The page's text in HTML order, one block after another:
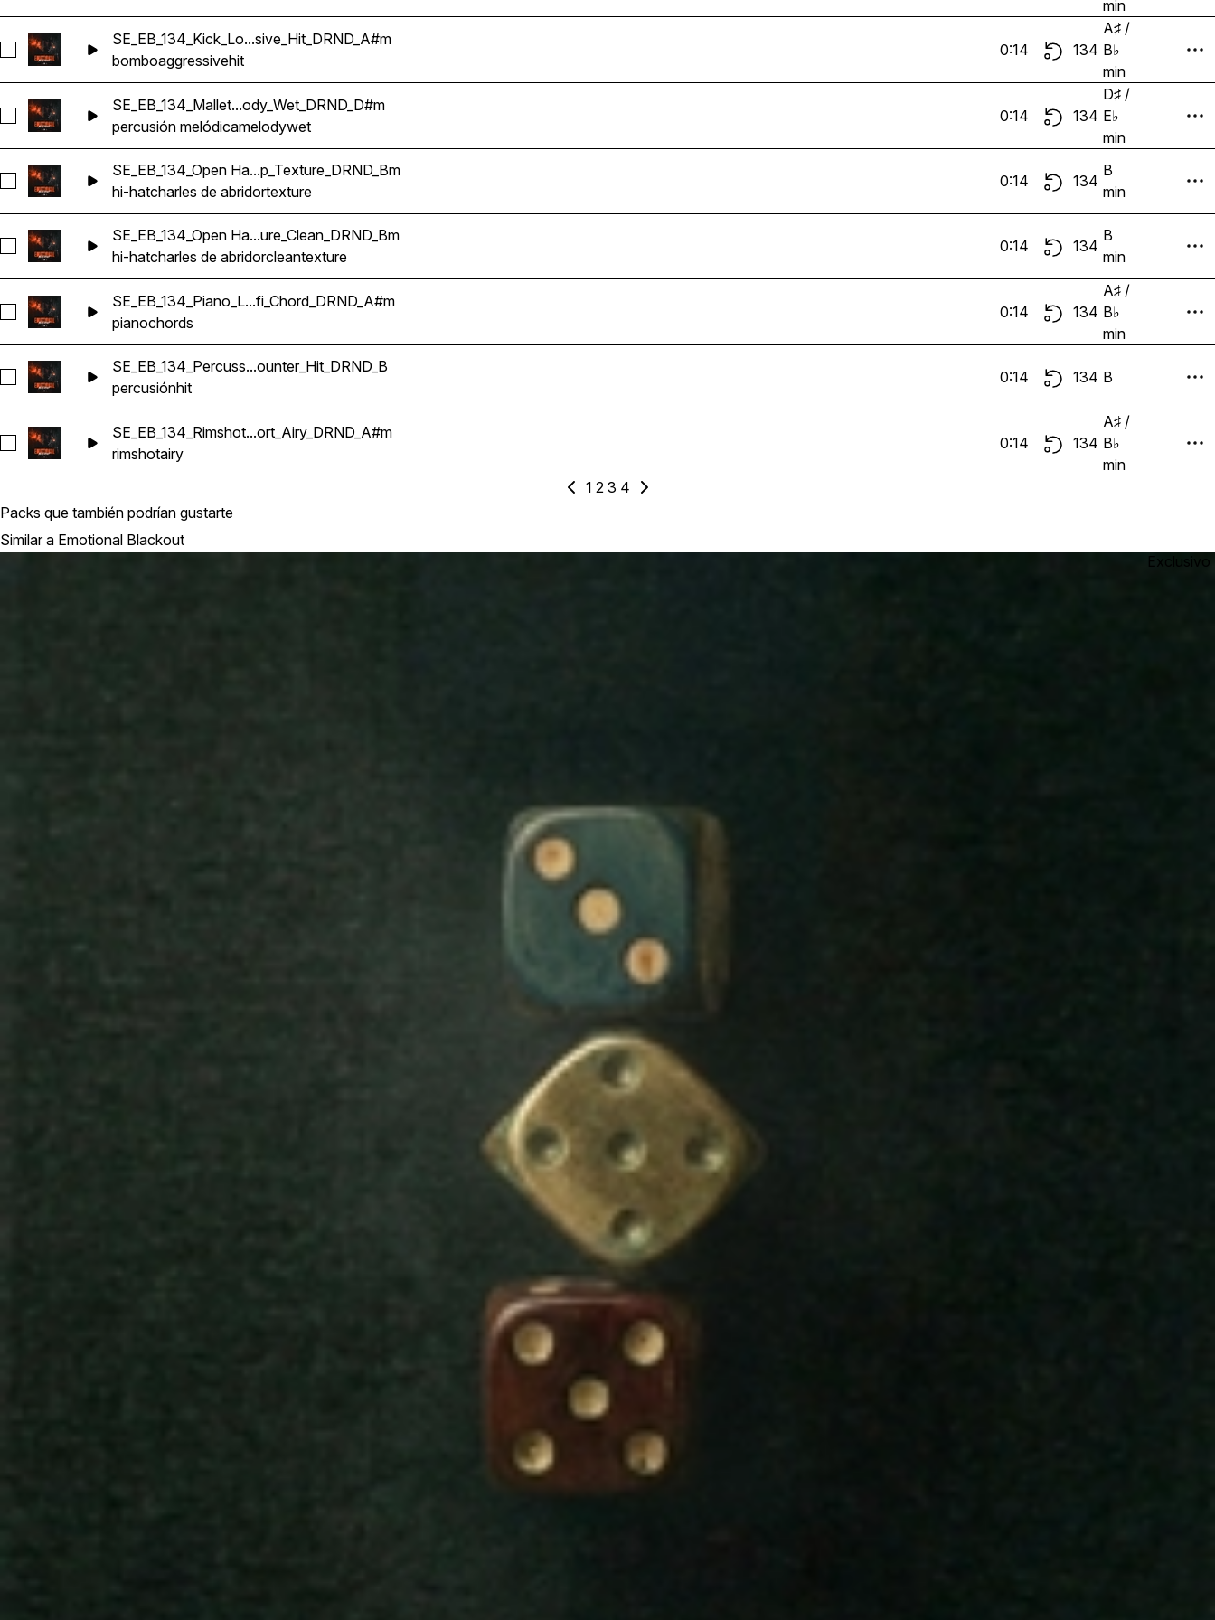
min
Seleccionar SE_EB_134_Kick_Loop_Aggressive_Hit_DRND_A#m
SE_EB_134_Kick_Lo...sive_Hit_DRND_A#m
bomboaggressivehit
0:14 134
A♯ /
B♭
min
Seleccionar SE_EB_134_Mallet_Loop_Melody_Wet_DRND_D#m
SE_EB_134_Mallet...ody_Wet_DRND_D#m
percusión melódicamelodywet
0:14 134
D♯ /
E♭
min
Seleccionar SE_EB_134_Open Hat_Loop_Sharp_Texture_DRND_Bm
SE_EB_134_Open Ha...p_Texture_DRND_Bm
hi-hatcharles de abridortexture
0:14 134
B
min
Seleccionar SE_EB_134_Open Hat_Loop_Texture_Clean_DRND_Bm
SE_EB_134_Open Ha...ure_Clean_DRND_Bm
hi-hatcharles de abridorcleantexture
0:14 134
B
min
Seleccionar SE_EB_134_Piano_Loop_Lofi_Chord_DRND_A#m
SE_EB_134_Piano_L...fi_Chord_DRND_A#m
pianochords
0:14 134
A♯ /
B♭
min
Seleccionar SE_EB_134_Percussion_Loop_Counter_Hit_DRND_B
SE_EB_134_Percuss...ounter_Hit_DRND_B
percusiónhit
0:14 134 B
Seleccionar SE_EB_134_Rimshot_Loop_Short_Airy_DRND_A#m
SE_EB_134_Rimshot...ort_Airy_DRND_A#m
rimshotairy
0:14 134
A♯ /
B♭
min
1 2 3 4
Packs que también podrían gustarte
Similar a Emotional Blackout
Exclusivo